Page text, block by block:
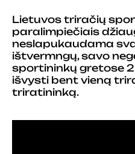
Lietuvos triračių
paralimpiečiais
neslapukaudama
ištvermngų, savo
sportininkų gretose
išvysti bent vieną
triratininką.